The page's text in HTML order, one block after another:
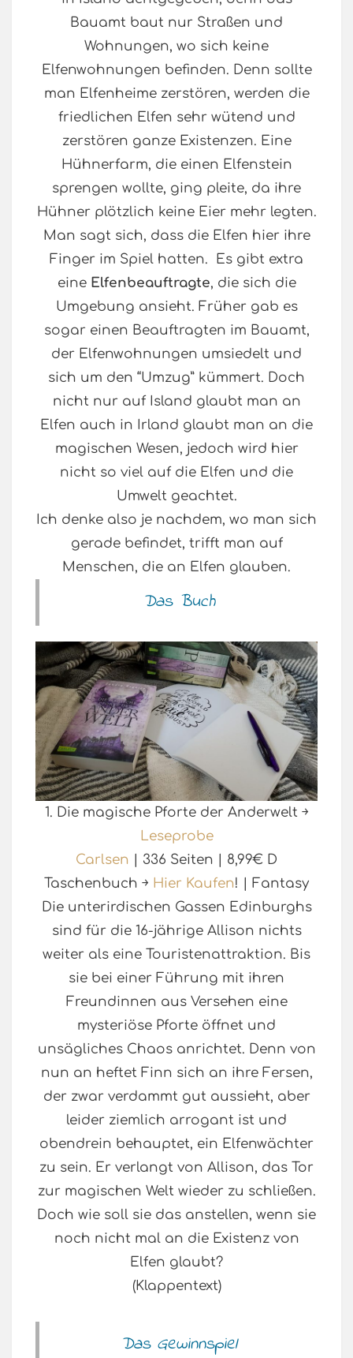
Bauamt baut nur Straßen und
Wohnungen, wo sich keine
Elfenwohnungen befinden. Denn sollte
man Elfenheime zerstören, werden die
friedlichen Elfen sehr wütend und
zerstören ganze Existenzen. Eine
Hühnerfarm, die einen Elfenstein
sprengen wollte, ging pleite, da ihre
Hühner plötzlich keine Eier mehr legten.
Man sagt sich, dass die Elfen hier ihre
Finger im Spiel hatten. Es gibt extra
eineElfenbeauftragte, die sich die
Umgebung ansieht. Früher gab es
sogar einen Beauftragten im Bauamt,
der Elfenwohnungen umsiedelt und
sich um den “Umzug” kümmert. Doch
nicht nur auf Island glaubt man an
Elfen auch in Irland glaubt man an die
magischen Wesen, jedoch wird hier
nicht so viel auf die Elfen und die
Umwelt geachtet.
Ich denke also je nachdem, wo man sich
gerade befindet, trifft man auf
Menschen, die an Elfen glauben.
Das Buch
1. Die magische Pforte der Anderwelt ￫
Leseprobe
Carlsen | 336 Seiten | 8,99€ D
Taschenbuch ￫ Hier Kaufen! | Fantasy
Die unterirdischen Gassen Edinburghs
sind für die 16-jährige Allison nichts
weiter als eine Touristenattraktion. Bis
sie bei einer Führung mit ihren
Freundinnen aus Versehen eine
mysteriöse Pforte öffnet und
unsägliches Chaos anrichtet. Denn von
nun an heftet Finn sich an ihre Fersen,
der zwar verdammt gut aussieht, aber
leider ziemlich arrogant ist und
obendrein behauptet, ein Elfenwächter
zu sein. Er verlangt von Allison, das Tor
zur magischen Welt wieder zu schließen.
Doch wie soll sie das anstellen, wenn sie
noch nicht mal an die Existenz von
Elfen glaubt?
(Klappentext)
Das Gewinnspiel